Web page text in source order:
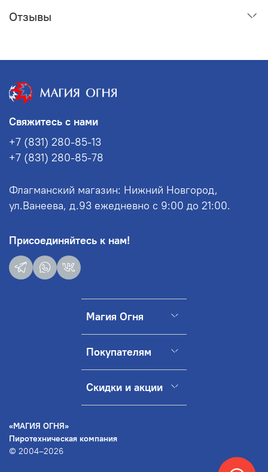
Отзывы
Магия Огня
Покупателям
Скидки и акции
Свяжитесь с нами
+7 (831) 280-85-13
+7 (831) 280-85-78
Флагманский магазин: Нижний Новгород,
ул.Ванеева, д.93 ежедневно с 9:00 до 21:00.
Присоединяйтесь к нам!
«МАГИЯ ОГНЯ»
Пиротехническая компания
© 2004–2026